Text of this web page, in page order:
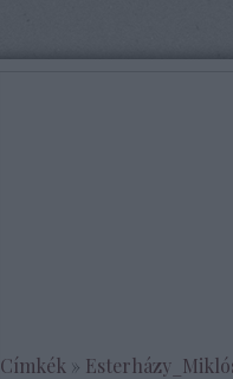
Címkék »